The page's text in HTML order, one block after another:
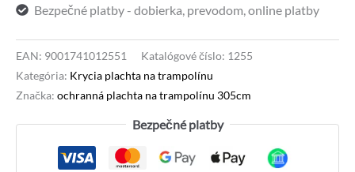
Bezpečné platby - dobierka, prevodom, online platby
EAN: 9001741012551 Katalógové číslo: 1255
Kategória: Krycia plachta na trampolínu
Značka: ochranná plachta na trampolínu 305cm
Bezpečné platby